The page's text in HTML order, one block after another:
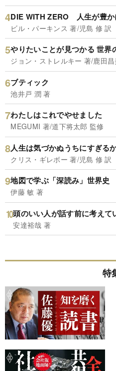
DIE WITH ZERO 人生が豊か
ビル・パーキンス 著/児島 修 訳
やりたいことが見つかる 世界
ジョン・ストレルキー 著/鹿田昌
ブティック
池井戸 潤 著
わたしはこれでやせました
MEGUMI 著/道下将太郎 監修
人生は気づかぬうちにすぎるか
クリス・ギレボー 著/児島 修 訳
地図で学ぶ「深読み」世界史
伊藤 敏 著
頭のいい人が話す前に考えて
安達裕哉 著
特